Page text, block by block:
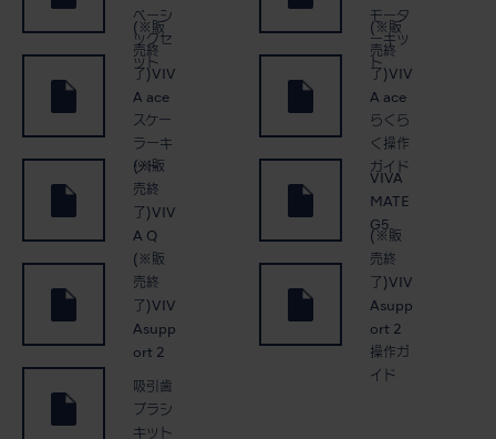
ベーシ
ックセ
ット
モータ
ーキッ
ト
(※販
売終
了)VIV
A ace
スケー
ラーキ
ット
(※販
売終
了)VIV
A ace
らくら
く操作
ガイド
(※販
売終
了)VIV
A Q
VIVA
MATE
G5
(※販
売終
了)VIV
Asupp
ort 2
(※販
売終
了)VIV
Asupp
ort 2
操作ガ
イド
吸引歯
ブラシ
キット